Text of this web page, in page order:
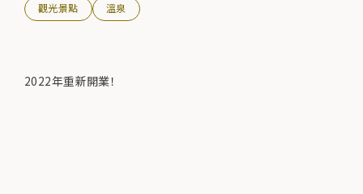
觀光景點 溫泉
2022年重新開業！